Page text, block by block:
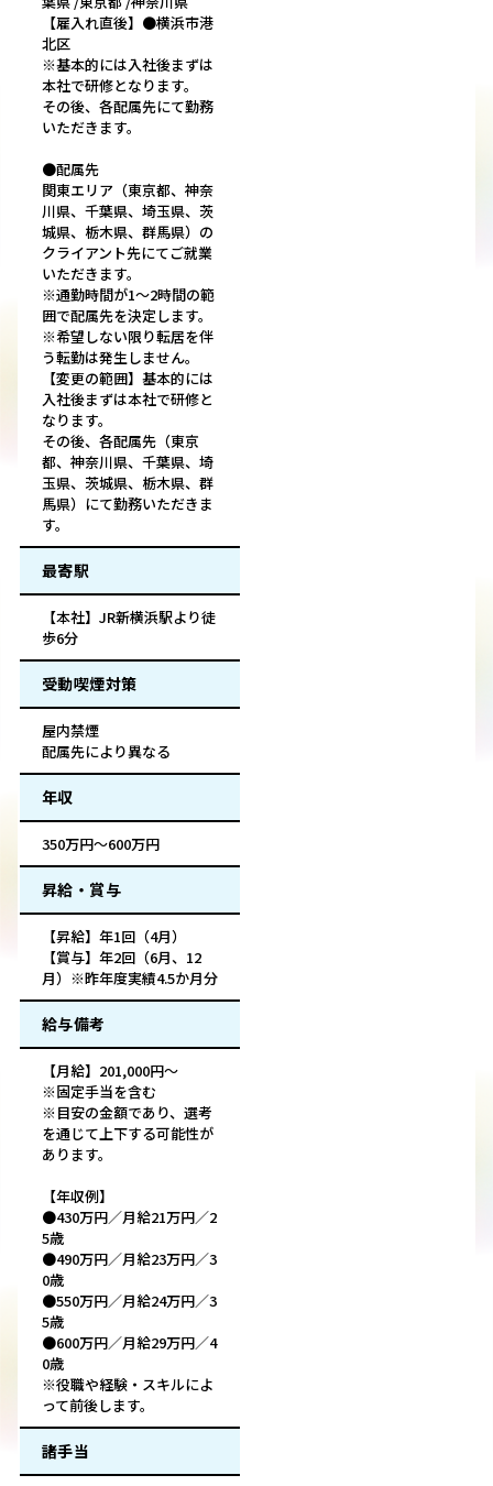
【雇入れ直後】●横浜市港
北区
※基本的には入社後まずは
本社で研修となります。
その後、各配属先にて勤務
いただきます。
●配属先
関東エリア（東京都、神奈
川県、千葉県、埼玉県、茨
城県、栃木県、群馬県）の
クライアント先にてご就業
いただきます。
※通勤時間が1～2時間の範
囲で配属先を決定します。
※希望しない限り転居を伴
う転勤は発生しません。
【変更の範囲】基本的には
入社後まずは本社で研修と
なります。
その後、各配属先（東京
都、神奈川県、千葉県、埼
玉県、茨城県、栃木県、群
馬県）にて勤務いただきま
す。
最寄駅
【本社】JR新横浜駅より徒
歩6分
受動喫煙対策
屋内禁煙
配属先により異なる
年収
350万円～600万円
昇給・賞与
【昇給】年1回（4月）
【賞与】年2回（6月、12
月）※昨年度実績4.5か月分
給与備考
【月給】201,000円～
※固定手当を含む
※目安の金額であり、選考
を通じて上下する可能性が
あります。
【年収例】
●430万円／月給21万円／2
5歳
●490万円／月給23万円／3
0歳
●550万円／月給24万円／3
5歳
●600万円／月給29万円／4
0歳
※役職や経験・スキルによ
って前後します。
諸手当